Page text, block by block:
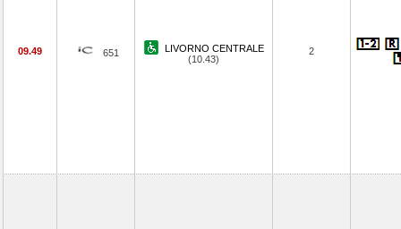
09.49 651
LIVORNO CENTRALE
(10.43)
2